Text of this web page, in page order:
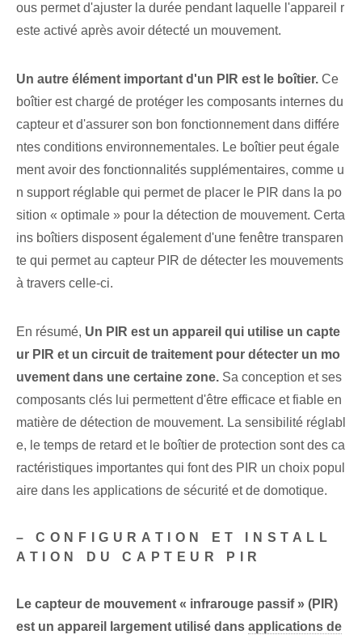
ous permet d'ajuster la durée pendant laquelle l'appareil r
este activé après avoir détecté un mouvement.
Un autre élément important d'un⁢ PIR est le boîtier. Ce
boîtier est chargé de protéger les composants internes du
capteur et d'assurer son bon fonctionnement dans différe
ntes conditions environnementales. Le boîtier peut égale
ment avoir des fonctionnalités supplémentaires⁤, comme u
n support réglable‍ qui permet de placer le PIR dans la po
sition « optimale » pour la détection de mouvement. Certa
ins boîtiers disposent également d'une fenêtre transparen
te qui permet au capteur PIR de détecter les mouvements
à travers celle-ci.
En résumé, Un PIR est un appareil qui utilise un capte
ur PIR et un circuit de traitement pour détecter un mo
uvement dans une certaine zone. Sa conception et ses
composants clés lui permettent d'être efficace et fiable en
matière de détection de mouvement. La sensibilité réglabl
e, le temps de retard et le boîtier de protection sont des ca
ractéristiques importantes qui font des PIR un choix popul
aire dans les applications de sécurité⁢ et de domotique.
– CONFIGURATION ET INSTALL
ATION DU CAPTEUR PIR
Le capteur de mouvement « infrarouge passif » (PIR)
est un appareil largement utilisé dans applications de